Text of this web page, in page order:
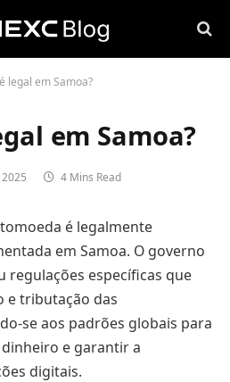
legal em Samoa?
em Samoa?
2025 4 Mins Read
é legalmente
em Samoa. O governo
regulações específicas que
e tributação das
se aos padrões globais para
e garantir a
digitais.